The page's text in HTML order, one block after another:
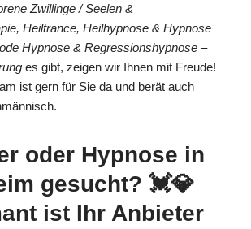
Zwillinge / Seelen &
Heiltrance, Heilhypnose & Hypnose
Hypnose & Regressionshypnose –
es gibt, zeigen wir Ihnen mit Freude!
ist gern für Sie da und berät auch
oder Hypnose in
gesucht? 💓️💎
ist Ihr Anbieter